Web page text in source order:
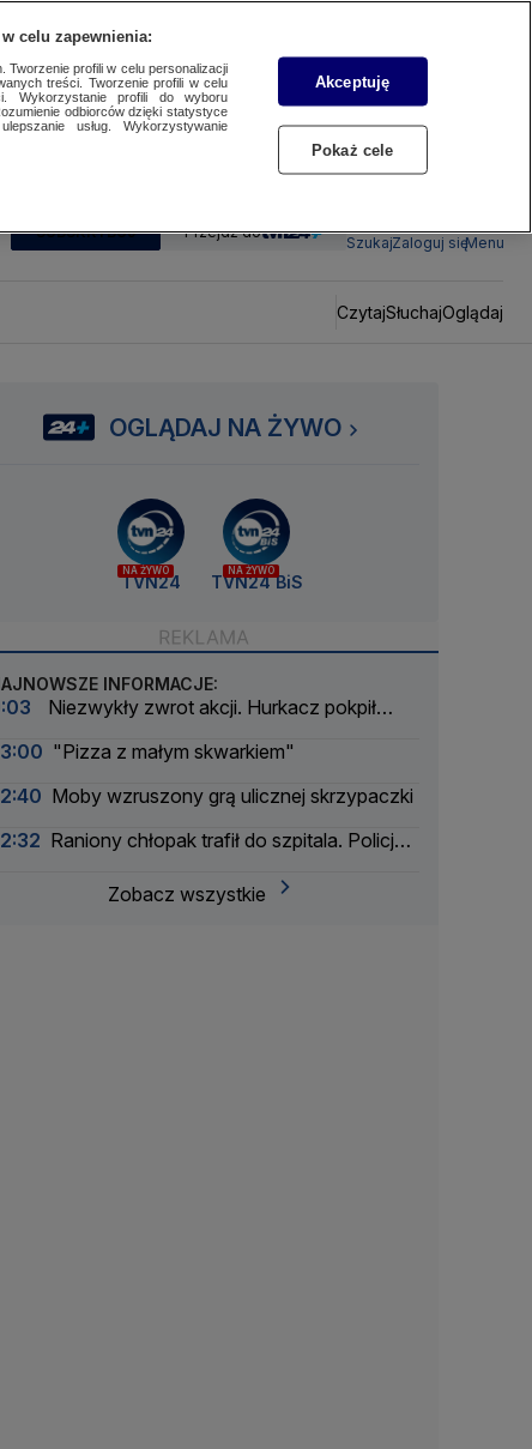
SUBSKRYBUJ Przejdź do
SzukajZaloguj sięMenu
CzytajSłuchajOglądaj
OGLĄDAJ NA ŻYWO
NA ŻYWO
TVN24
NA ŻYWO
TVN24 BiS
INFORMACJE:
Niezwykły zwrot akcji. Hurkacz pokpił
"Pizza z małym skwarkiem"
Moby wzruszony grą ulicznej skrzypaczki
Raniony chłopak trafił do szpitala. Policja
Zobacz wszystkie
celu zapewnienia:
Tworzenie profili w celu personalizacji
treści. Tworzenie profili w celu
Wykorzystanie profili do wyboru
odbiorców dzięki statystyce
usług. Wykorzystywanie
Akceptuję
Pokaż cele